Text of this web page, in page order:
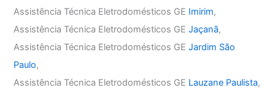
Assistência Técnica Eletrodomésticos GE Imirim,
Assistência Técnica Eletrodomésticos GEJaçanã,
Assistência Técnica Eletrodomésticos GEJardim São
Paulo,
Assistência Técnica Eletrodomésticos GE Lauzane Paulista,